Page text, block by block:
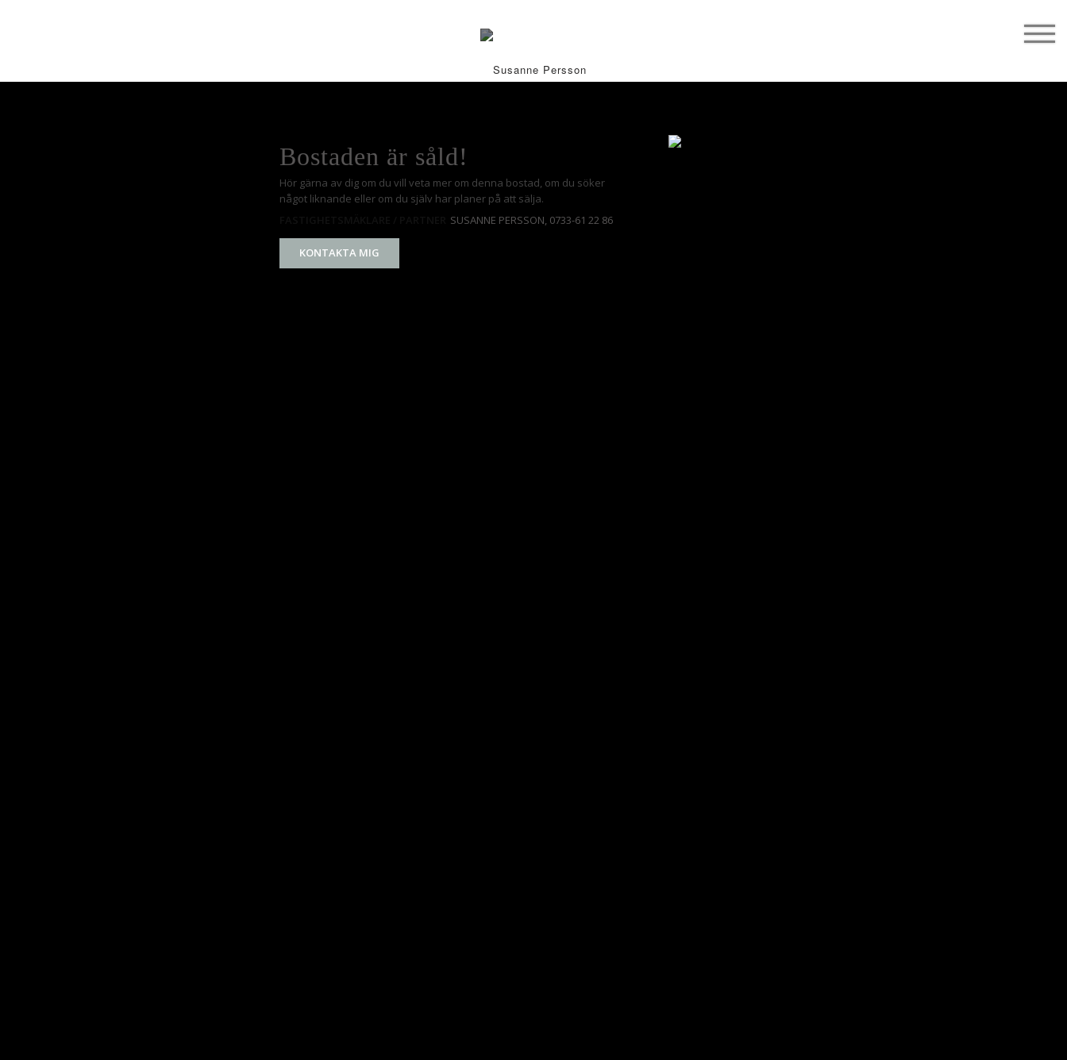
Bostaden är såld!
Hör gärna av dig om du vill veta mer om denna bostad, om du söker
något liknande eller om du själv har planer på att sälja.
SUSANNE PERSSON , 0733-61 22 86
KONTAKTA MIG